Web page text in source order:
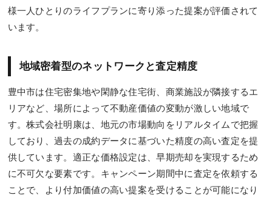
様一人ひとりのライフプランに寄り添った提案が評価されて
います。
地域密着型のネットワークと査定精度
豊中市は住宅密集地や閑静な住宅街、商業施設が隣接するエ
リアなど、場所によって不動産価値の変動が激しい地域で
す。株式会社明康は、地元の市場動向をリアルタイムで把握
しており、過去の成約データに基づいた精度の高い査定を提
供しています。適正な価格設定は、早期売却を実現するため
に不可欠な要素です。キャンペーン期間中に査定を依頼する
ことで、より付加価値の高い提案を受けることが可能になり